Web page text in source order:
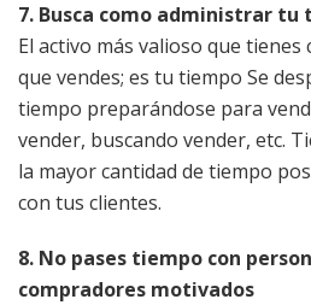
7. Busca como administrar tu
El activo más valioso que
que vendes; es tu tiempo Se
tiempo preparándose para
vender, buscando vender, etc.
la mayor cantidad de tiempo
con tus clientes.
8. No pases tiempo con
compradores motivados